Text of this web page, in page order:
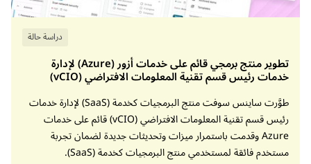
دراسة حالة
تطوير منتج برمجي قائم على خدمات أزور (Azure) لإدارة
خدمات رئيس قسم تقنية المعلومات الافتراضي (vCIO)
طوَّرت ساينس سوفت منتج البرمجيات كخدمة (SaaS) لإدارة خدمات
رئيس قسم تقنية المعلومات الافتراضي (vCIO) قائم على خدمات
Azure وقدمت باستمرار ميزات وتحديثات جديدة لضمان تجربة
مستخدم فائقة لمستخدمي منتج البرمجيات كخدمة (SaaS).